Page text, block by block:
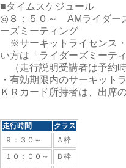
■タイムスケジュール
◎８：５０～ AMライダ
ーズミーティング
※サーキットライセンス
い方は「ライダーズミーテ
（走行説明受講者は予約
・有効期限内のサーキット
ＫＲカード所持者は、出席
走行時間
クラス
９：３０～
Ａ枠
１０：００～
Ｂ枠